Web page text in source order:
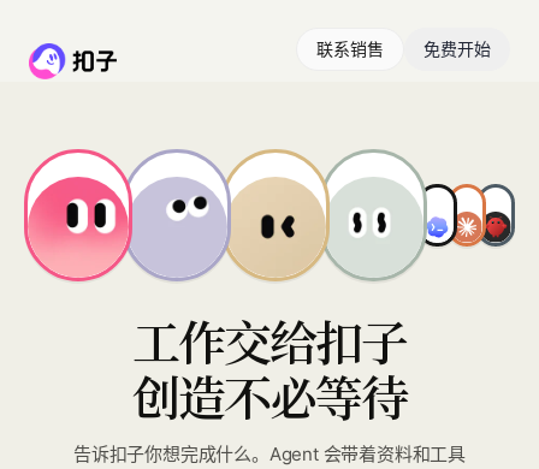
联系销售 免费开始
工作交给扣子
创造不必等待
告诉扣子你想完成什么。Agent 会带着资料和工具